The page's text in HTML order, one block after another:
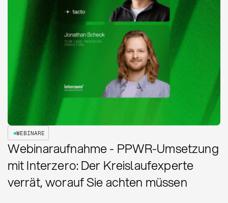
WEBINARE
Webinaraufnahme - PPWR-Umsetzung
mit Interzero: Der Kreislaufexperte
verrät, worauf Sie achten müssen